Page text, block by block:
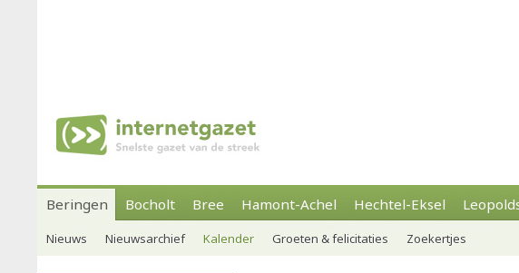
Beringen Bocholt Bree Hamont-Achel Hechtel-Eksel
Nieuws Nieuwsarchief Kalender Groeten & felicitaties Zoekertjes